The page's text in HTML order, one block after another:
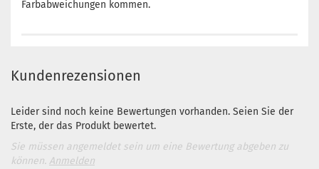
Farbabweichungen kommen.
Kundenrezensionen
Leider sind noch keine Bewertungen vorhanden. Seien Sie der
Erste, der das Produkt bewertet.
Sie müssen angemeldet sein um eine Bewertung abgeben zu
können. Anmelden